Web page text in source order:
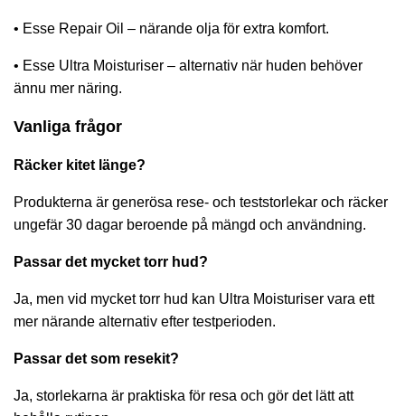
• Esse Repair Oil – närande olja för extra komfort.
• Esse Ultra Moisturiser – alternativ när huden behöver
ännu mer näring.
Vanliga frågor
Räcker kitet länge?
Produkterna är generösa rese- och teststorlekar och räcker
ungefär 30 dagar beroende på mängd och användning.
Passar det mycket torr hud?
Ja, men vid mycket torr hud kan Ultra Moisturiser vara ett
mer närande alternativ efter testperioden.
Passar det som resekit?
Ja, storlekarna är praktiska för resa och gör det lätt att